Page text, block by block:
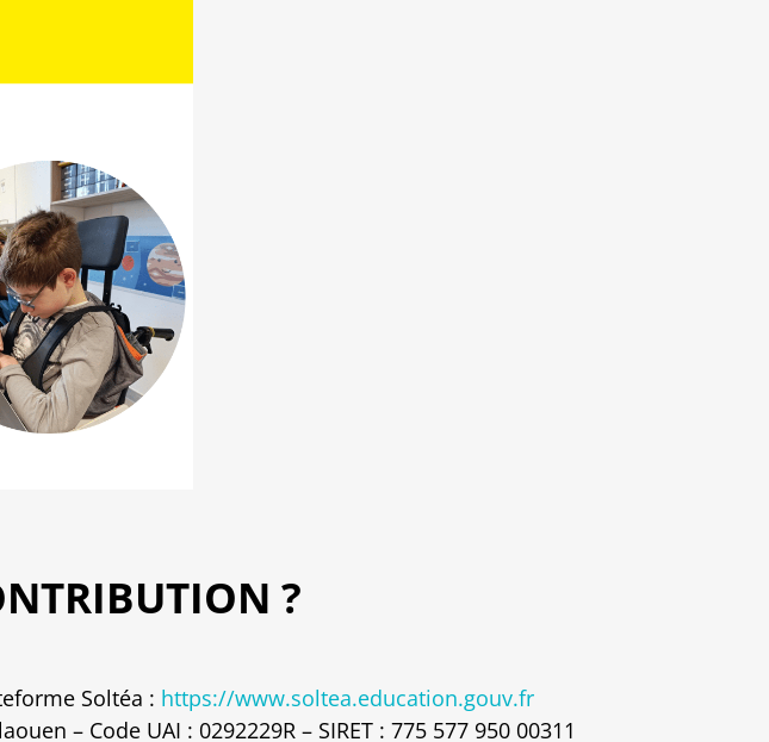
?
Soltéa : https://www.soltea.education.gouv.fr
– Code UAI : 0292229R – SIRET : 775 577 950 00311